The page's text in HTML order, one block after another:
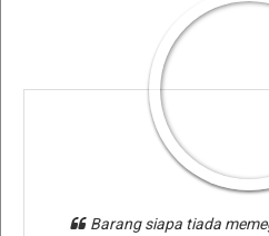
Barang siapa tiada